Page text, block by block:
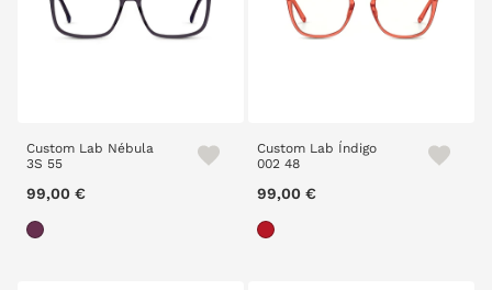
Custom Lab Nébula
3S 55
99,00 €
Custom Lab Índigo
002 48
99,00 €